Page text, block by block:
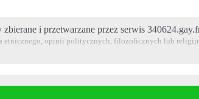
zbierane i przetwarzane przez serwis
etnicznego, opinii politycznych, filozoficznych lub